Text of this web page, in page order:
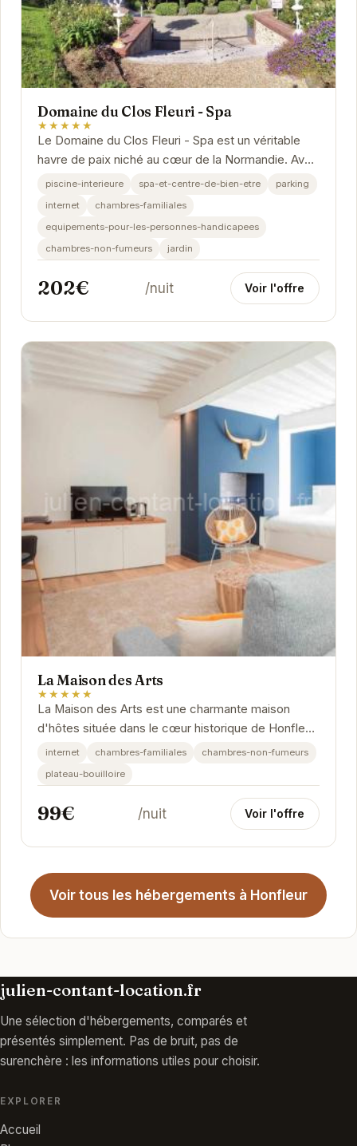
Domaine du Clos Fleuri - Spa
★★★★★
Le Domaine du Clos Fleuri - Spa est un véritable
havre de paix niché au cœur de la Normandie. Avec
son spa et ses équipements haut de gamme, il...
piscine-interieure spa-et-centre-de-bien-etre
parking
internet
chambres-familiales
equipements-pour-les-personnes-handicapees
chambres-non-fumeurs
jardin
202€ /nuit Voir l'offre
La Maison des Arts
★★★★★
La Maison des Arts est une charmante maison
d'hôtes située dans le cœur historique de Honfleur.
Elle propose des chambres décorées avec goût
internet chambres-familiales
chambres-non-fumeurs
plateau-bouilloire
99€ /nuit Voir l'offre
Voir tous les hébergements à Honfleur
julien-contant-location.fr
Une sélection d'hébergements, comparés et
présentés simplement. Pas de bruit, pas de
surenchère : les informations utiles pour choisir.
EXPLORER
Accueil